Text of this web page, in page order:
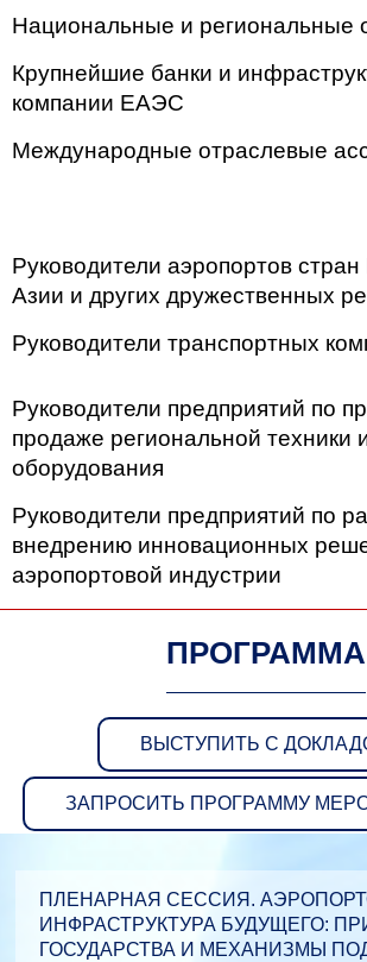
Национальные и региональные
Крупнейшие банки и
компании ЕАЭС
Международные отраслевые
Руководители аэропортов
Азии и других дружественных
Руководители транспортных
Руководители предприятий по
продаже региональной техники
оборудования
Руководители предприятий по
внедрению инновационных
аэропортовой индустрии
ПРОГРАММА
ВЫСТУПИТЬ С
ЗАПРОСИТЬ ПРОГРАММУ
ПЛЕНАРНАЯ СЕССИЯ.
ИНФРАСТРУКТУРА БУДУЩЕГО:
ГОСУДАРСТВА И МЕХАНИЗМЫ